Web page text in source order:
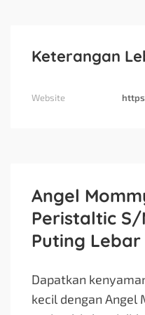
Keterangan
Website
Angel
Peristaltic
Puting Lebar
Dapatkan
kecil dengan Angel